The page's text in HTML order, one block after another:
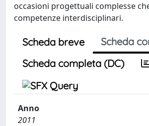
occasioni progettuali complesse
competenze interdisciplinari.
Scheda breve
Scheda
Scheda completa (DC)
Anno
2011